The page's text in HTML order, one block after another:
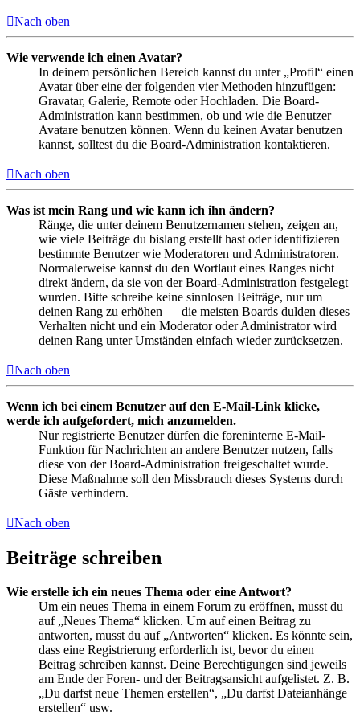
Nach oben
Wie verwende ich einen Avatar?
In deinem persönlichen Bereich kannst du unter „Profil“ einen
Avatar über eine der folgenden vier Methoden hinzufügen:
Gravatar, Galerie, Remote oder Hochladen. Die Board-
Administration kann bestimmen, ob und wie die Benutzer
Avatare benutzen können. Wenn du keinen Avatar benutzen
kannst, solltest du die Board-Administration kontaktieren.
Nach oben
Was ist mein Rang und wie kann ich ihn ändern?
Ränge, die unter deinem Benutzernamen stehen, zeigen an,
wie viele Beiträge du bislang erstellt hast oder identifizieren
bestimmte Benutzer wie Moderatoren und Administratoren.
Normalerweise kannst du den Wortlaut eines Ranges nicht
direkt ändern, da sie von der Board-Administration festgelegt
wurden. Bitte schreibe keine sinnlosen Beiträge, nur um
deinen Rang zu erhöhen — die meisten Boards dulden dieses
Verhalten nicht und ein Moderator oder Administrator wird
deinen Rang unter Umständen einfach wieder zurücksetzen.
Nach oben
Wenn ich bei einem Benutzer auf den E-Mail-Link klicke,
werde ich aufgefordert, mich anzumelden.
Nur registrierte Benutzer dürfen die foreninterne E-Mail-
Funktion für Nachrichten an andere Benutzer nutzen, falls
diese von der Board-Administration freigeschaltet wurde.
Diese Maßnahme soll den Missbrauch dieses Systems durch
Gäste verhindern.
Nach oben
Beiträge schreiben
Wie erstelle ich ein neues Thema oder eine Antwort?
Um ein neues Thema in einem Forum zu eröffnen, musst du
auf „Neues Thema“ klicken. Um auf einen Beitrag zu
antworten, musst du auf „Antworten“ klicken. Es könnte sein,
dass eine Registrierung erforderlich ist, bevor du einen
Beitrag schreiben kannst. Deine Berechtigungen sind jeweils
am Ende der Foren- und der Beitragsansicht aufgelistet. Z. B.
„Du darfst neue Themen erstellen“, „Du darfst Dateianhänge
erstellen“ usw.